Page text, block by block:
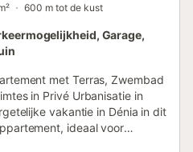
600 m tot de kust
Garage,
met Terras, Zwembad
in Privé Urbanisatie in
vakantie in Dénia in dit
ideaal voor